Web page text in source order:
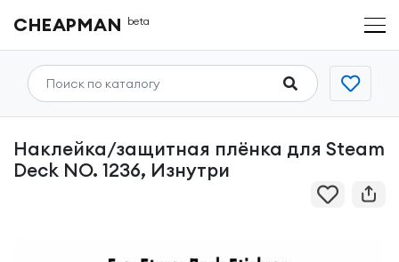
CHEAPMAN beta
Наклейка/защитная плёнка для Steam
Deck NO. 1236, Изнутри